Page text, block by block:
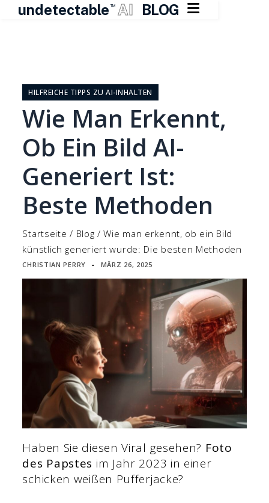
undetectable TM AI BLOG 
springenHILFREICHE TIPPS ZU AI-INHALTEN
Wie Man Erkennt,
Ob Ein Bild AI-
Generiert Ist:
Beste Methoden
Startseite / Blog /Wie man erkennt, ob ein Bild
künstlich generiert wurde: Die besten Methoden
CHRISTIAN PERRY ▪ MÄRZ 26, 2025
Haben Sie diesen Viral gesehen? Foto
des Papstes im Jahr 2023 in einer
schicken weißen Pufferjacke?